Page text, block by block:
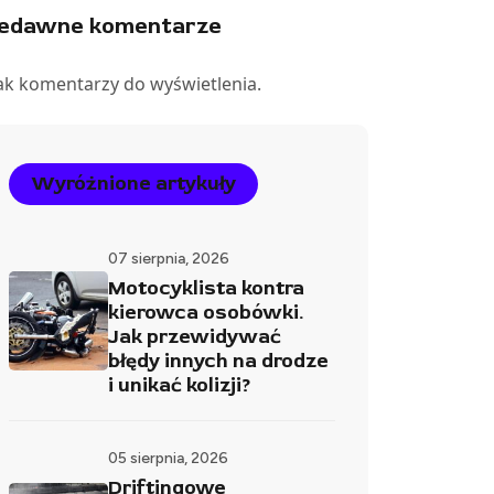
komentarze
komentarzy do wyświetlenia.
Wyróżnione artykuły
07 sierpnia, 2026
Motocyklista kontra
kierowca osobówki.
Jak przewidywać
błędy innych na drodze
i unikać kolizji?
05 sierpnia, 2026
Driftingowe